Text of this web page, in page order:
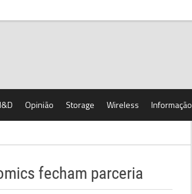
I&D Opinião Storage Wireless Informação
fecham parceria